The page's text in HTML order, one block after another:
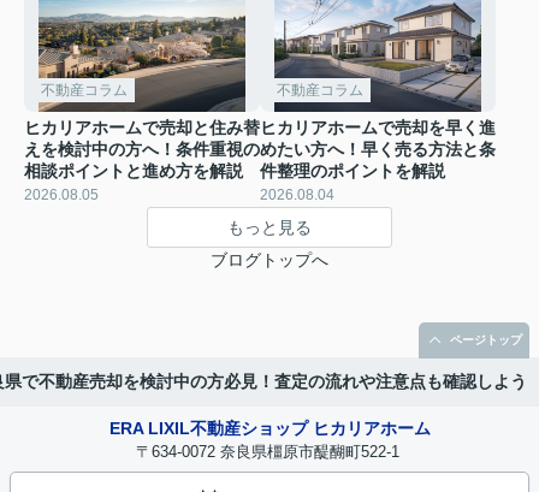
不動産コラム
ヒカリアホームで売却と住み替
えを検討中の方へ！条件重視の
相談ポイントと進め方を解説
2026.08.05
不動産コラム
ヒカリアホームで売却を早く進
めたい方へ！早く売る方法と条
件整理のポイントを解説
2026.08.04
もっと見る
ブログトップへ
県で不動産売却を検討中の方必見！査定の流れや注意点も確認しよう
ERA LIXIL不動産ショップ ヒカリアホーム
〒634-0072 奈良県橿原市醍醐町522-1
ページトップ